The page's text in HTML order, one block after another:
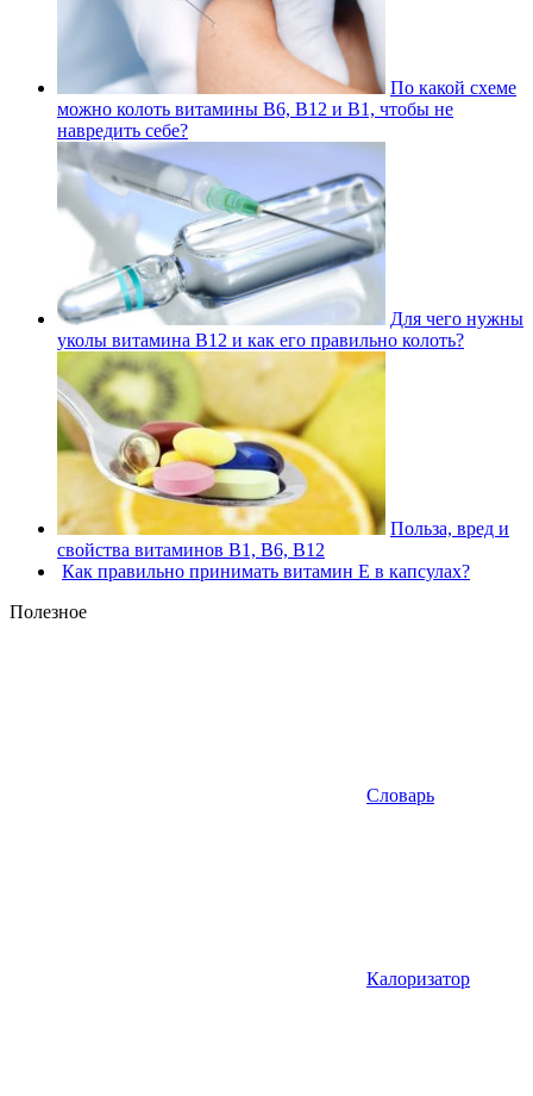
По какой схеме
можно колоть витамины В6, В12 и В1, чтобы не
навредить себе?
Для чего нужны
уколы витамина В12 и как его правильно колоть?
Польза, вред и
свойства витаминов В1, В6, В12
Как правильно принимать витамин Е в капсулах?
Полезное
Словарь
Калоризатор